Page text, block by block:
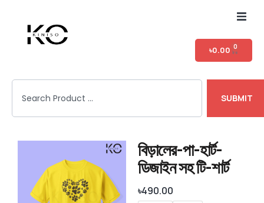
৳0.00 0
SUBMIT
বিড়ালের-পা-হার্ট-
ডিজাইন সহ টি-শার্ট
৳490.00